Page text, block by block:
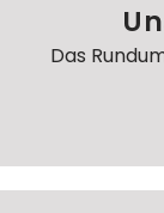
Das